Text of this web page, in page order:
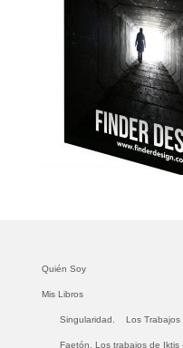
Quién Soy
Mis Libros
Singularidad. Los Trabajos
Faetón. Los trabajos de